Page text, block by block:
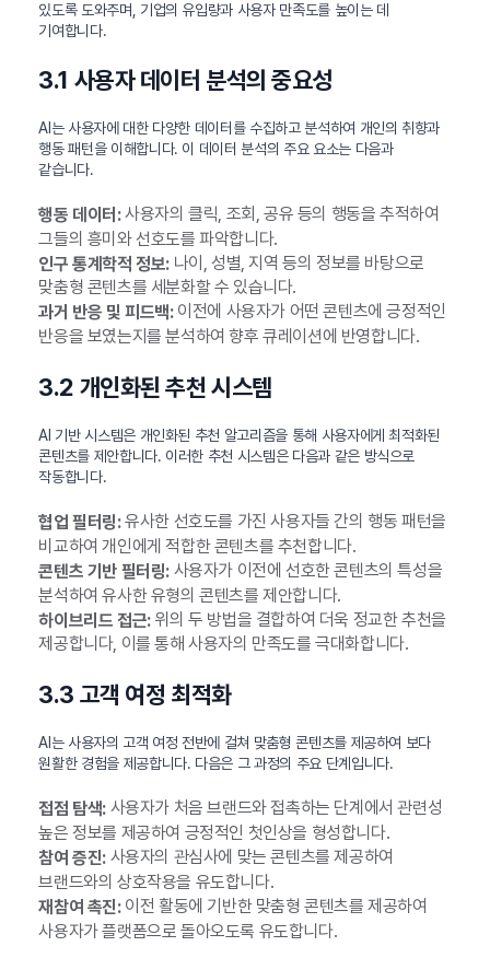
있도록 도와주며, 기업의 유입량과 사용자 만족도를 높이는 데
기여합니다.
3.1 사용자 데이터 분석의 중요성
AI는 사용자에 대한 다양한 데이터를 수집하고 분석하여 개인의 취향과
행동 패턴을 이해합니다. 이 데이터 분석의 주요 요소는 다음과
같습니다.
행동 데이터:사용자의 클릭, 조회, 공유 등의 행동을 추적하여
그들의 흥미와 선호도를 파악합니다.
인구 통계학적 정보:나이, 성별, 지역 등의 정보를 바탕으로
맞춤형 콘텐츠를 세분화할 수 있습니다.
과거 반응 및 피드백:이전에 사용자가 어떤 콘텐츠에 긍정적인
반응을 보였는지를 분석하여 향후 큐레이션에 반영합니다.
3.2 개인화된 추천 시스템
AI 기반 시스템은 개인화된 추천 알고리즘을 통해 사용자에게 최적화된
콘텐츠를 제안합니다. 이러한 추천 시스템은 다음과 같은 방식으로
작동합니다.
협업 필터링:유사한 선호도를 가진 사용자들 간의 행동 패턴을
비교하여 개인에게 적합한 콘텐츠를 추천합니다.
콘텐츠 기반 필터링:사용자가 이전에 선호한 콘텐츠의 특성을
분석하여 유사한 유형의 콘텐츠를 제안합니다.
하이브리드 접근:위의 두 방법을 결합하여 더욱 정교한 추천을
제공합니다, 이를 통해 사용자의 만족도를 극대화합니다.
3.3 고객 여정 최적화
AI는 사용자의 고객 여정 전반에 걸쳐 맞춤형 콘텐츠를 제공하여 보다
원활한 경험을 제공합니다. 다음은 그 과정의 주요 단계입니다.
접점 탐색:사용자가 처음 브랜드와 접촉하는 단계에서 관련성
높은 정보를 제공하여 긍정적인 첫인상을 형성합니다.
참여 증진:사용자의 관심사에 맞는 콘텐츠를 제공하여
브랜드와의 상호작용을 유도합니다.
재참여 촉진:이전 활동에 기반한 맞춤형 콘텐츠를 제공하여
사용자가 플랫폼으로 돌아오도록 유도합니다.